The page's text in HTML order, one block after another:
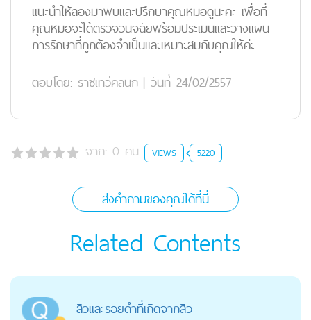
แนะนำให้ลองมาพบและปรึกษาคุณหมอดูนะคะ เพื่อที่
คุณหมอจะได้ตรวจวินิจฉัยพร้อมประเมินและวางแผน
การรักษาที่ถูกต้องจำเป็นและเหมาะสมกับคุณให้ค่ะ
ตอบโดย: ราชเทวีคลินิก | วันที่ 24/02/2557
จาก: 0 คน VIEWS 5220
ส่งคำถามของคุณได้ที่นี่
Related Contents
สิวและรอยดำที่เกิดจากสิว